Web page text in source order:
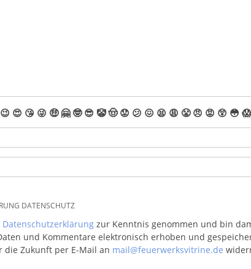
😉 😍 😘 😜 🤑 🤗 🤓 😎 🤡🤠 😟 😕 😖 😫 😩 😤 😠 😡 😲 😳 😱
DATENSCHUTZ
Datenschutzerklärungzur Kenntnis genommen und bin
und Kommentare elektronisch erhoben und
die Zukunft per E-Mail an mail@feuerwerksvitrine.de